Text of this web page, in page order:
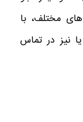
مختلف، با
نیز در تماس